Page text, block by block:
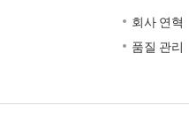
회사 연혁
품질 관리